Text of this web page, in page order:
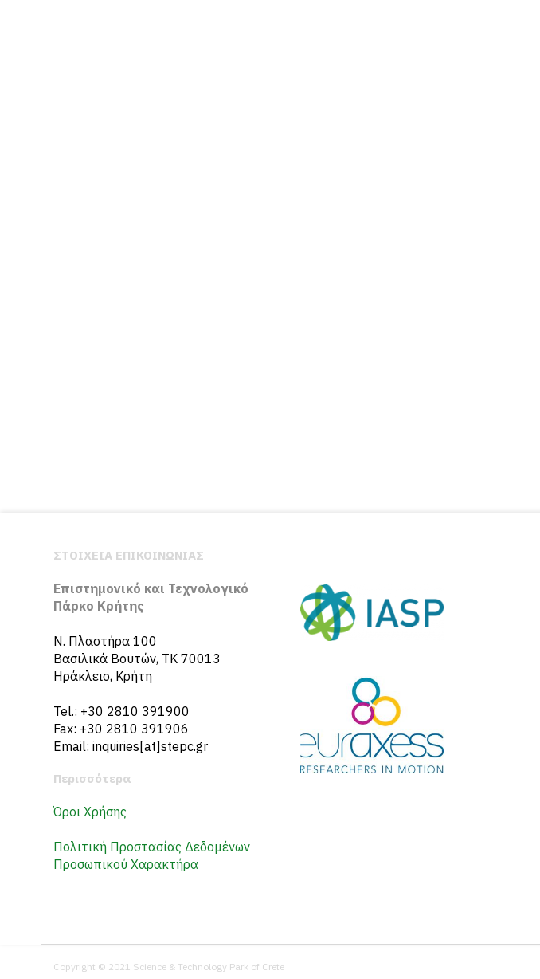
ΣΤΟΙΧΕΙΑ ΕΠΙΚΟΙΝΩΝΙΑΣ
Επιστημονικό και Τεχνολογικό
Πάρκο Κρήτης
N. Πλαστήρα 100
Βασιλικά Βουτών, ΤΚ 70013
Ηράκλειο, Κρήτη
Tel.: +30 2810 391900
Fax: +30 2810 391906
Email: inquiries[at]stepc.gr
Περισσότερα
Όροι Χρήσης
Πολιτική Προστασίας Δεδομένων
Προσωπικού Χαρακτήρα
Copyright © 2021 Science & Technology Park of Crete